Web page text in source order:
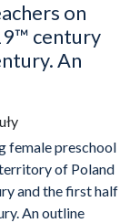
on
century
An
female preschool
of Poland
and the first half
An outline